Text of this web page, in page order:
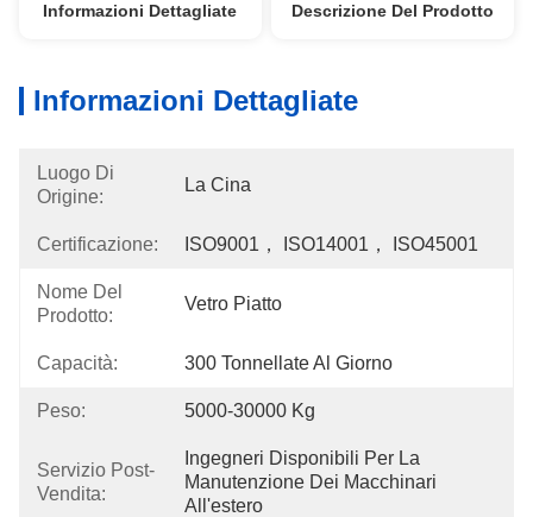
Informazioni Dettagliate Descrizione Del Prodotto
Informazioni Dettagliate
Luogo Di
Origine:
La Cina
Certificazione: ISO9001， ISO14001， ISO45001
Nome Del
Prodotto:
Vetro Piatto
Capacità: 300 Tonnellate Al Giorno
Peso: 5000-30000 Kg
Servizio Post-
Vendita:
Ingegneri Disponibili Per La
Manutenzione Dei Macchinari
All'estero